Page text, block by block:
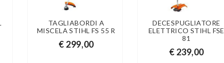
TAGLIABORDI A
MISCELA STIHL FS 55 R
€ 299,00
DECESPUGLIATORE
ELETTRICO STIHL FSE
81
€ 239,00